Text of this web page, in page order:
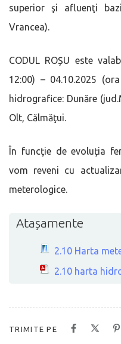
superior şi afluenţi
Vrancea).
CODUL ROȘU este
12:00) – 04.10.2025
hidrografice: Dunăre
Olt, Călmăţui.
În funcţie de evoluţia
vom reveni cu
meterologice.
Atașamente
2.10 Harta
2.10 harta
TRIMITE PE